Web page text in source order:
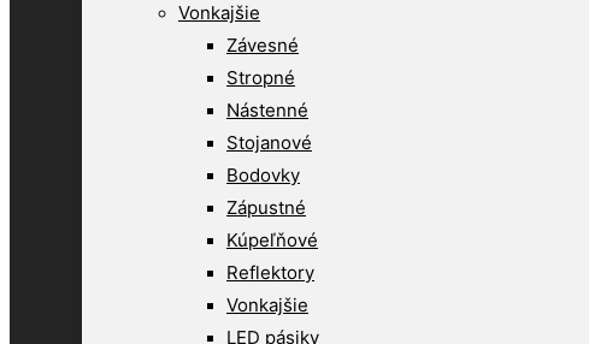
Vonkajšie
Závesné
Stropné
Nástenné
Stojanové
Bodovky
Zápustné
Kúpeľňové
Reflektory
Vonkajšie
LED pásiky